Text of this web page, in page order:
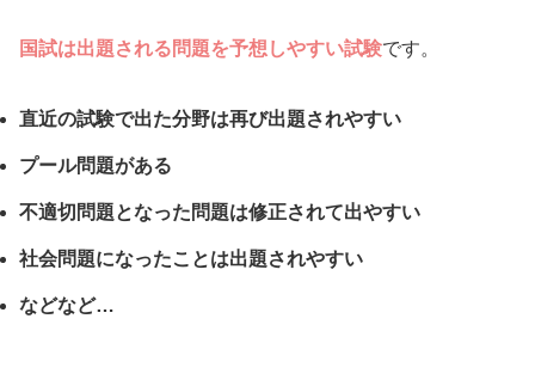
国試は出題される問題を予想しやすい試験です。
直近の試験で出た分野は再び出題されやすい
プール問題がある
不適切問題となった問題は修正されて出やすい
社会問題になったことは出題されやすい
などなど…